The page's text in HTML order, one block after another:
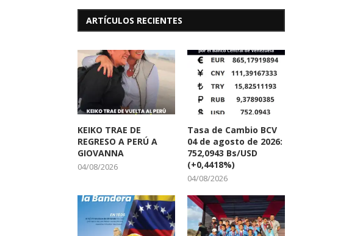
ARTÍCULOS RECIENTES
KEIKO TRAE DE
REGRESO A PERÚ A
GIOVANNA
04/08/2026
Tasa de Cambio BCV
04 de agosto de 2026:
752,0943 Bs/USD
(+0,4418%)
04/08/2026